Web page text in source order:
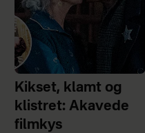
Kikset, klamt og
klistret: Akavede
filmkys